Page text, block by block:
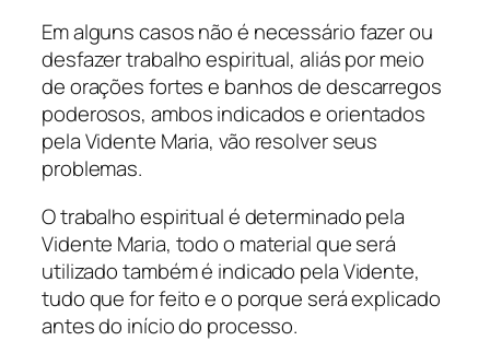
Em alguns casos não é necessário fazer ou
desfazer trabalho espiritual, aliás por meio
de orações fortes e banhos de descarregos
poderosos, ambos indicados e orientados
pela Vidente Maria, vão resolver seus
problemas.
O trabalho espiritual é determinado pela
Vidente Maria, todo o material que será
utilizado também é indicado pela Vidente,
tudo que for feito e o porque será explicado
antes do início do processo.